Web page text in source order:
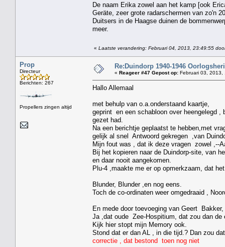
De naam Erika zowel aan het kamp [ook
Geräte, zeer grote radarschermen van zo'n
Duitsers in de Haagse duinen de
meer.
« Laatste verandering: Februari 04, 2013, 23:49:55
Prop
Directeur
Berichten: 267
Propellers zingen altijd
Re:Duindorp 1940-1946
« Reageer #47 Gepost op: Februari 03, 2013,
Hallo Allemaal
met behulp van o.a.onderstaand kaartje,
geprint en een schabloon over heengelegd ,
gezet had.
Na een berichtje geplaatst te hebben,met
gelijk al snel Antwoord gekregen ,van
Mijn fout was , dat ik deze vragen zowel ,--
Bij het kopieren naar de Duindorp-site, van
en daar nooit aangekomen.
Plu-4 ,maakte me er op opmerkzaam, dat
Blunder, Blunder ,en nog eens.
Toch de co-ordinaten weer omgedraaid ,
En mede door toevoeging van Geert
Ja ,dat oude Zee-Hospitium, dat zou dan
Kijk hier stopt mijn Memory ook.
Stond dat er dan AL , in die tijd.? Dan zou
correctie , dat bestond toen nog niet